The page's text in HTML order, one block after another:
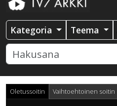
Kategoria Teema
Oletussoitin Vaihtoehtoinen soitin